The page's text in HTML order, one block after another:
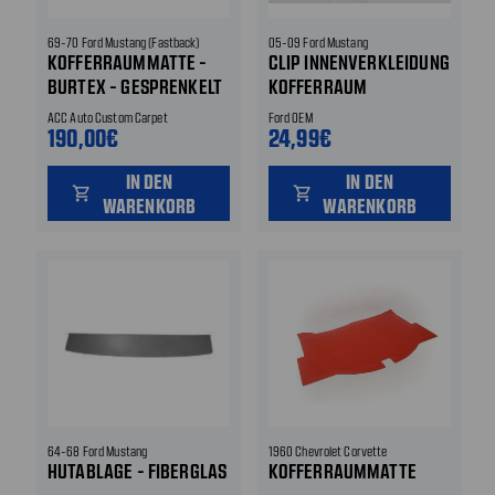
69-70 Ford Mustang (Fastback)
KOFFERRAUMMATTE -
BURTEX - GESPRENKELT
ACC Auto Custom Carpet
190,00€
shopping_cart
IN DEN
WARENKORB
05-09 Ford Mustang
CLIP INNENVERKLEIDUNG
KOFFERRAUM
Ford OEM
24,99€
shopping_cart
IN DEN
WARENKORB
64-68 Ford Mustang
HUTABLAGE - FIBERGLAS
1960 Chevrolet Corvette
KOFFERRAUMMATTE